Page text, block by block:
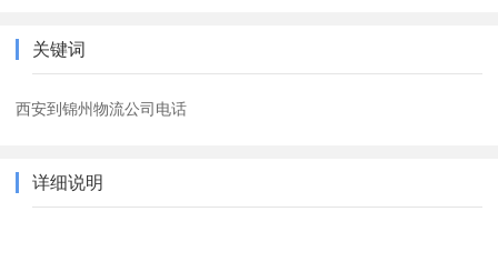
关键词
西安到锦州物流公司电话
详细说明